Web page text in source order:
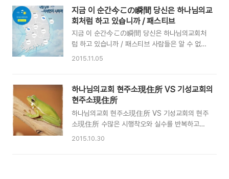
30냥 정도였던 것을 감안한다면 소값보다도 못한
몸값인 셈입니다. 조선시대 노비는 주인집에 매여
주인의 시중을 들고 농사..
다. 하나님의교회는 그날 밤 뉴스를 보며 적잖이
당혹감을 감출 수 없었습니다. 미국인들의 축제로
알려진 핼러윈데이가 어찌하여 한국에도 퍼져 있
단 말입니까. 핼러윈데이에 대해 알아보니 원조는
그들은 죽은 자의 영혼이 1년 동안은 다른 사람의
은 자가 한 해의 마지막 날인 10월 31일에 1년 동
안 거할 몸을 선택한다고 여겨..
지금 이 순간今この瞬間 당신은 하나님의교
회처럼 하고 있습니까 / 패스티브
지금 이 순간今この瞬間 당신은 하나님의교회처
럼 하고 있습니까 / 패스티브 사람들은 알 수 없는
내일을 위해 많은 것들을 준비합니다. 비가 내릴지
장맘은 내일 가족들이 먹을 음식을 미리 마련해두
고 여행자들은 짐을 미리 싸둡니다. 내일에 일어날
수없이 많은 일들을 미리 준비하는 것입니다. 준비
하는 건 비단 내일뿐만이 아닙니다. 일주일을 본다
면 더 많은 일들을 준비해야 하고 한 달을 본다면
더 많은 준비가 필요합니다. 그리고 좀 더 먼 미래
2015.11.05
하나님의교회 현주소現住所 VS 기성교회의
현주소現住所
하나님의교회 현주소現住所 VS 기성교회의 현주
소現住所 수많은 시행착오와 실수를 반복하고도
또다시 문제를 일으켰을 때 “아직도 정신을 못 차
2015.10.30